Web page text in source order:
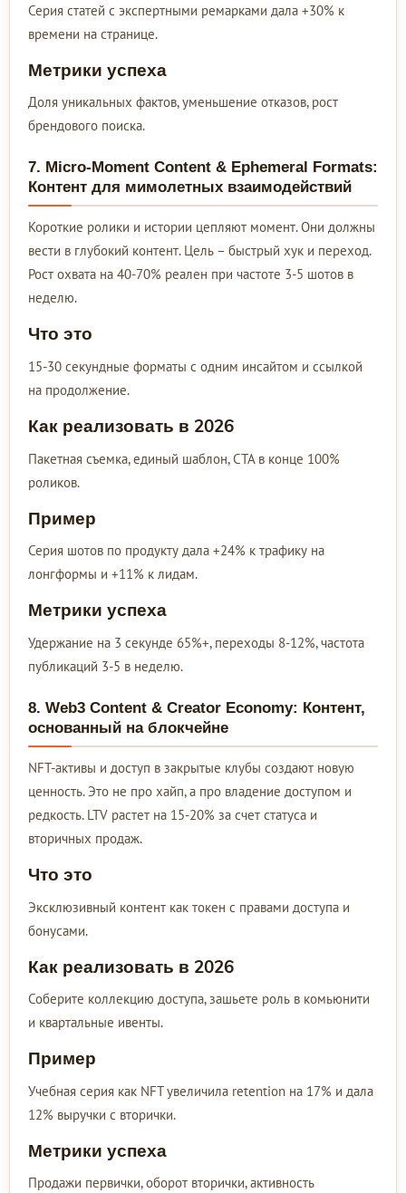
Серия статей с экспертными ремарками дала +30% к
времени на странице.
Метрики успеха
Доля уникальных фактов, уменьшение отказов, рост
брендового поиска.
7. Micro-Moment Content & Ephemeral Formats:
Контент для мимолетных взаимодействий
Короткие ролики и истории цепляют момент. Они должны
вести в глубокий контент. Цель – быстрый хук и переход.
Рост охвата на 40-70% реален при частоте 3-5 шотов в
неделю.
Что это
15-30 секундные форматы с одним инсайтом и ссылкой
на продолжение.
Как реализовать в 2026
Пакетная съемка, единый шаблон, CTA в конце 100%
роликов.
Пример
Серия шотов по продукту дала +24% к трафику на
лонгформы и +11% к лидам.
Метрики успеха
Удержание на 3 секунде 65%+, переходы 8-12%, частота
публикаций 3-5 в неделю.
8. Web3 Content & Creator Economy: Контент,
основанный на блокчейне
NFT-активы и доступ в закрытые клубы создают новую
ценность. Это не про хайп, а про владение доступом и
редкость. LTV растет на 15-20% за счет статуса и
вторичных продаж.
Что это
Эксклюзивный контент как токен с правами доступа и
бонусами.
Как реализовать в 2026
Соберите коллекцию доступа, зашьете роль в комьюнити
и квартальные ивенты.
Пример
Учебная серия как NFT увеличила retention на 17% и дала
12% выручки с вторички.
Метрики успеха
Продажи первички, оборот вторички, активность